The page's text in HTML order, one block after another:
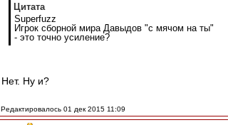
Цитата
Superfuzz
Игрок сборной мира Давыдов "с мячом на ты"
- это точно усиление?
Нет. Ну и?
Редактировалось 01 дек 2015 11:09